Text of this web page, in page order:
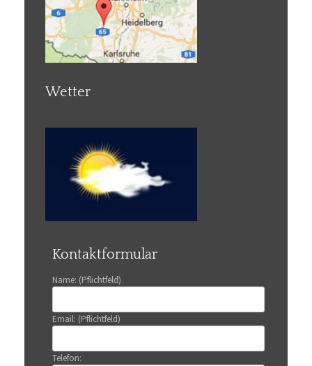
Wetter
Kontaktformular
Name: (Pflichtfeld)
Email: (Pflichtfeld)
Telefon: